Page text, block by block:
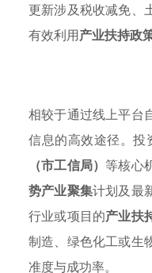
更新涉及税收减免、
有效利用产业扶持政
相较于通过线上平台
信息的高效途径。
（市工信局） 等核心
势产业聚集计划及最
行业或项目的产业扶
制造、绿色化工或生
准度与成功率。